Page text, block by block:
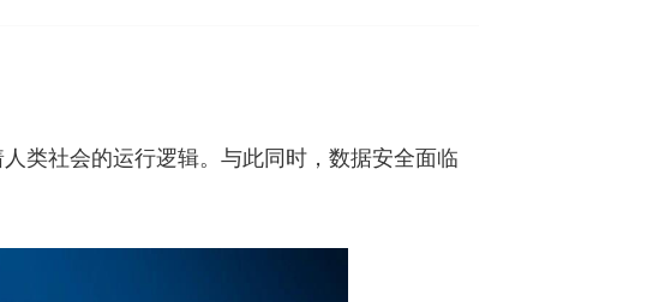
类社会的运行逻辑。与此同时，数据安全面临